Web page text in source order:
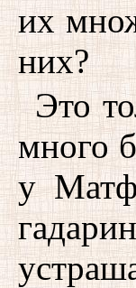
их
них?
Это
много
у